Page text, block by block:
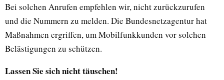
Bei solchen Anrufen empfehlen wir, nicht zurückzurufen
und die Nummern zu melden. Die Bundesnetzagentur hat
Maßnahmen ergriffen, um Mobilfunkkunden vor solchen
Belästigungen zu schützen.
Lassen Sie sich nicht täuschen!